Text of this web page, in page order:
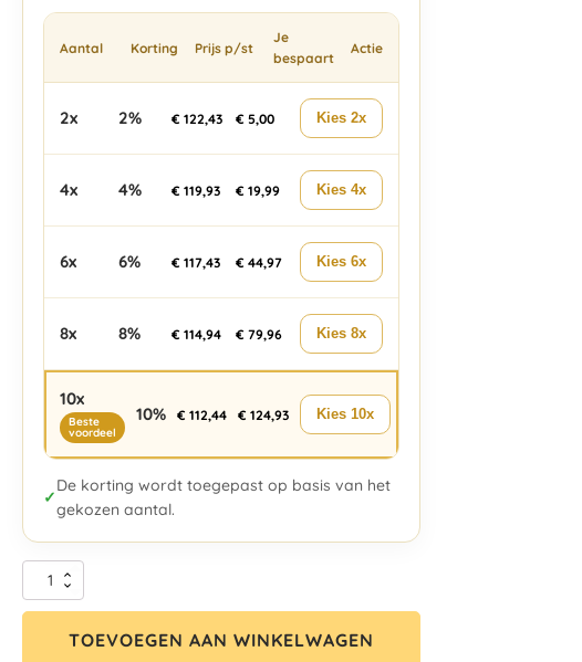
Aantal Korting Prijs p/st
Je
bespaart
Actie
2x 2% € 122,43 € 5,00 Kies 2x
4x 4% € 119,93 € 19,99 Kies 4x
6x 6% € 117,43 € 44,97 Kies 6x
8x 8% € 114,94 € 79,96 Kies 8x
10x
Beste
voordeel
10% € 112,44 € 124,93 Kies 10x
✓
De korting wordt toegepast op basis van het
gekozen aantal.
TOEVOEGEN AAN WINKELWAGEN